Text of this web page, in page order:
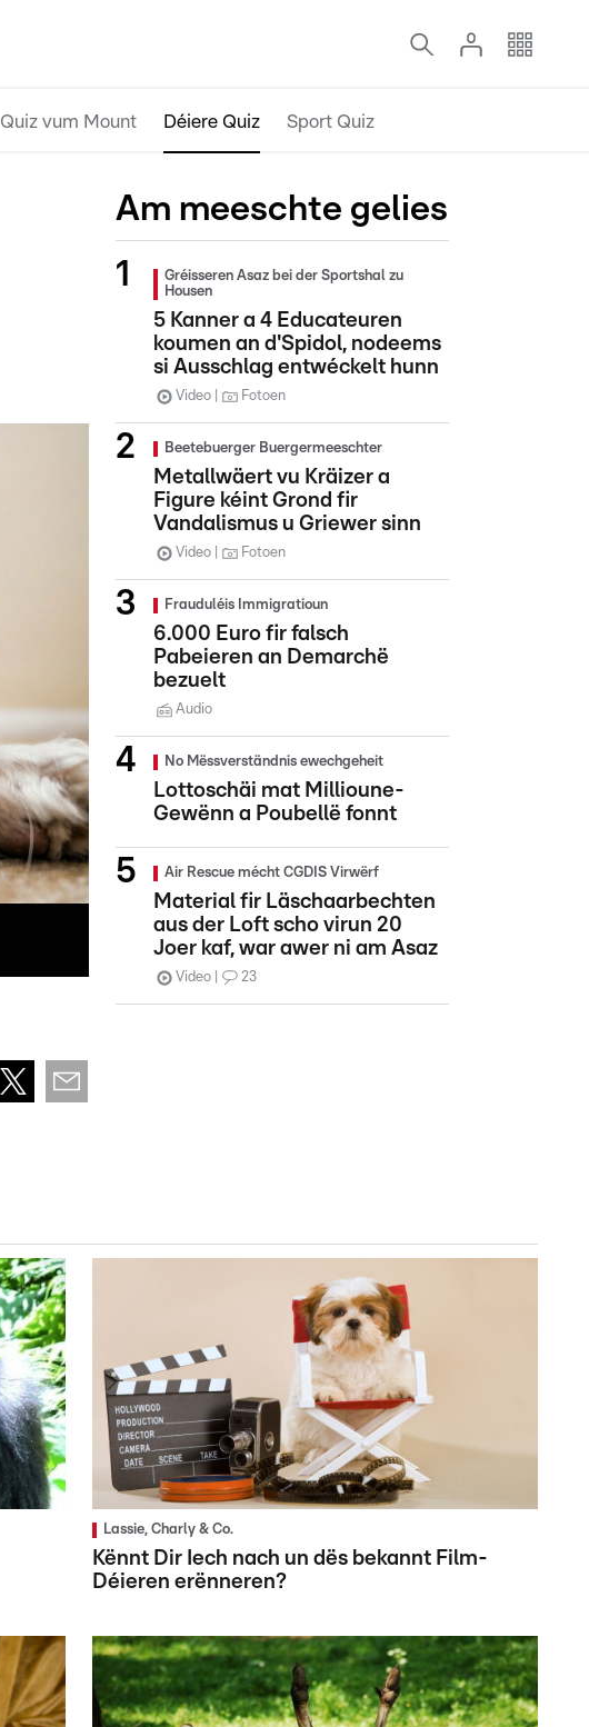
Quiz vum Mount Déiere Quiz Sport Quiz
Am meeschte gelies
Gréisseren Asaz bei der Sportshal zu
Housen
5 Kanner a 4 Educateuren
koumen an d'Spidol, nodeems
si Ausschlag entwéckelt hunn
Video Fotoen
Beetebuerger Buergermeeschter
Metallwäert vu Kräizer a
Figure kéint Grond fir
Vandalismus u Griewer sinn
Video Fotoen
Frauduléis Immigratioun
6.000 Euro fir falsch
Pabeieren an Demarchë
bezuelt
Audio
No Mëssverständnis ewechgeheit
Lottoschäi mat Millioune-
Gewënn a Poubellë fonnt
Air Rescue mécht CGDIS Virwërf
Material fir Läschaarbechten
aus der Loft scho virun 20
Joer kaf, war awer ni am Asaz
Video 23
Lassie, Charly & Co.
Kënnt Dir Iech nach un dës bekannt Film-
Déieren erënneren?